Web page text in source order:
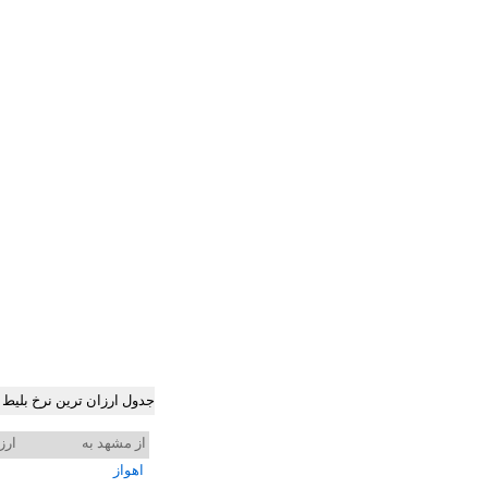
جدول ارزان ترین نرخ
از مشهد به
اهواز